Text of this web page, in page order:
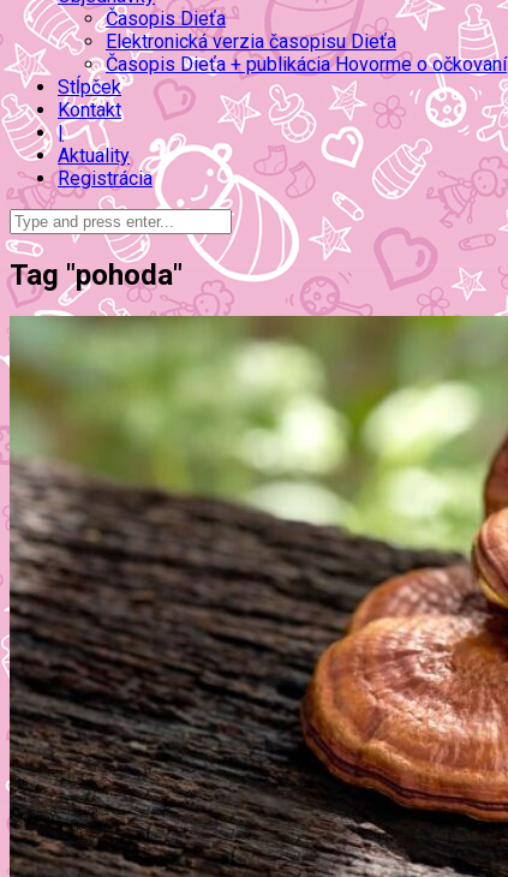
Časopis Dieťa
Elektronická verzia časopisu Dieťa
Časopis Dieťa + publikácia Hovorme o očkovaní
Stĺpček
Kontakt
|
Aktuality
Registrácia
Tag "pohoda"